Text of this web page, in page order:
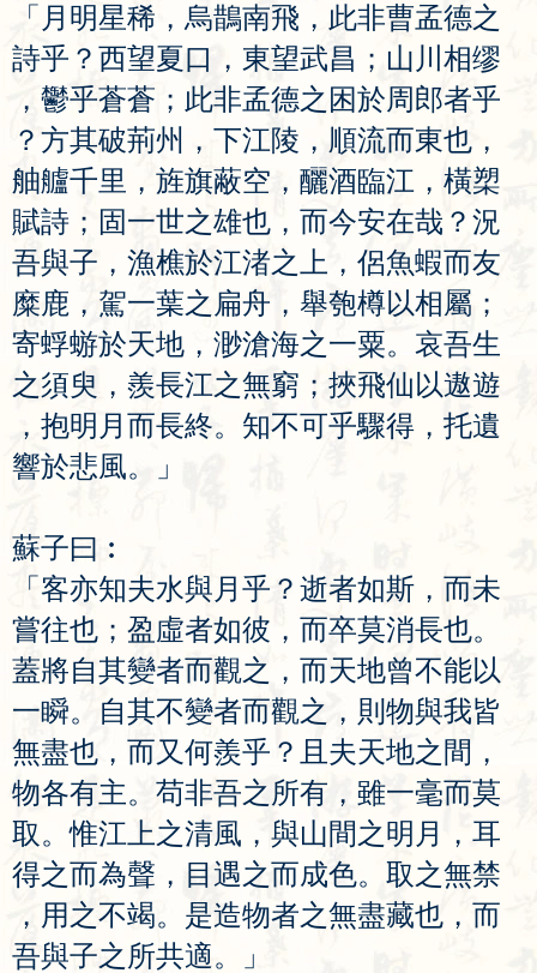
「 月 明星稀 ， 烏鵲南飛 ， 此非曹孟德之
詩乎 ？ 西望夏口 ， 東望武昌 ； 山 川 相缪
， 鬱乎蒼蒼 ； 此非孟德之 困於周郎者乎
？ 方其破荊州 ， 下江陵 ， 順流而東也 ，
舳艫千里 ， 旌旗蔽空 ， 釃酒臨江 ， 橫槊
賦詩 ； 固一世之雄也 ， 而今安在哉 ？ 況
吾與子 ， 漁樵於江渚之 上 ， 侶魚蝦而友
糜鹿 ， 駕一葉之 扁舟 ， 舉匏樽以相屬 ；
寄蜉蝣於天地 ， 渺滄海之一粟。 哀吾生
之須臾 ， 羨長江之無窮 ； 挾飛仙 以遨遊
， 抱明 月 而長終。 知不可乎驟得 ， 托遺
響於悲風。」
蘇子曰 ︰
「 客亦知夫水與 月 乎 ？ 逝者如斯 ， 而未
嘗往也 ； 盈 虛者如彼 ， 而卒莫消長也。
蓋將自其變者而觀之 ， 而天地曾不能以
一瞬。 自其不變者而觀之 ， 則 物與我皆
無盡也 ， 而又何羨乎 ？ 且 夫天地之 間 ，
物各有主。 苟非吾之所有 ， 雖一毫而莫
取。惟江 上之清風 ， 與山間之明 月 ， 耳
得之而為聲 ， 目 遇之而成色。 取之無禁
， 用 之不竭。 是造物者之無盡藏也 ， 而
吾與子之所共適。」